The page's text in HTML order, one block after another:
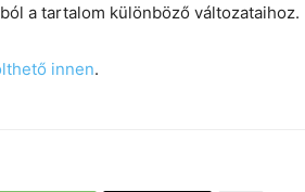
a tartalom különböző változataihoz.
innen.